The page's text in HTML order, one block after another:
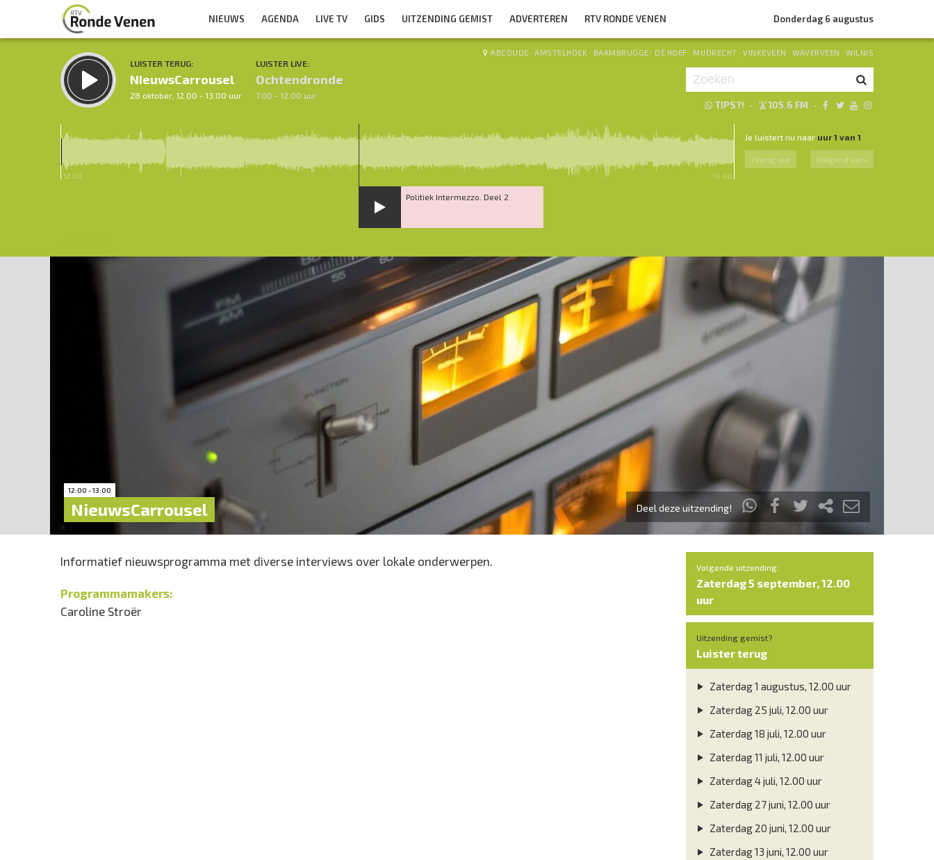
NIEUWS AGENDA LIVE TV GIDS UITZENDING GEMIST ADVERTEREN RTV RONDE VENEN Donderdag 6 augustus
LUISTER TERUG:
NieuwsCarrousel
28 oktober, 12.00 - 13.00 uur
LUISTER LIVE:
Ochtendronde
7.00 - 12.00 uur
ABCOUDE · AMSTELHOEK · BAAMBRUGGE · DE HOEF · MIJDRECHT · VINKEVEEN · WAVERVEEN · WILNIS
TIPS?! · 105.6 FM ·
12.00 13.00
Je luistert nu naar uur 1 van 1
«Vorig uur Volgend uur»
Politiek Intermezzo. Deel 2
12:00 - 13:00
NieuwsCarrousel Deel deze uitzending!
Informatief nieuwsprogramma met diverse interviews over lokale onderwerpen.
Programmamakers:
Caroline Stroër
Volgende uitzending:
Zaterdag 5 september, 12.00
uur
Uitzending gemist?
Luister terug
Zaterdag 1 augustus, 12.00 uur
Zaterdag 25 juli, 12.00 uur
Zaterdag 18 juli, 12.00 uur
Zaterdag 11 juli, 12.00 uur
Zaterdag 4 juli, 12.00 uur
Zaterdag 27 juni, 12.00 uur
Zaterdag 20 juni, 12.00 uur
Zaterdag 13 juni, 12.00 uur